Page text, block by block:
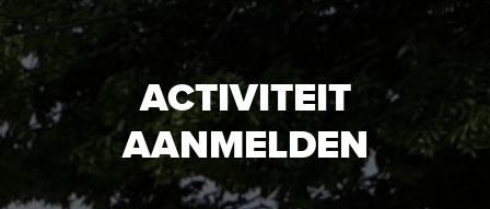
ACTIVITEIT
AANMELDEN